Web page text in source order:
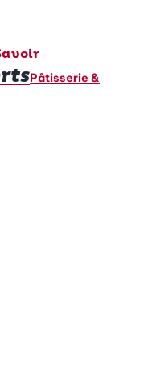
Pâtisserie &